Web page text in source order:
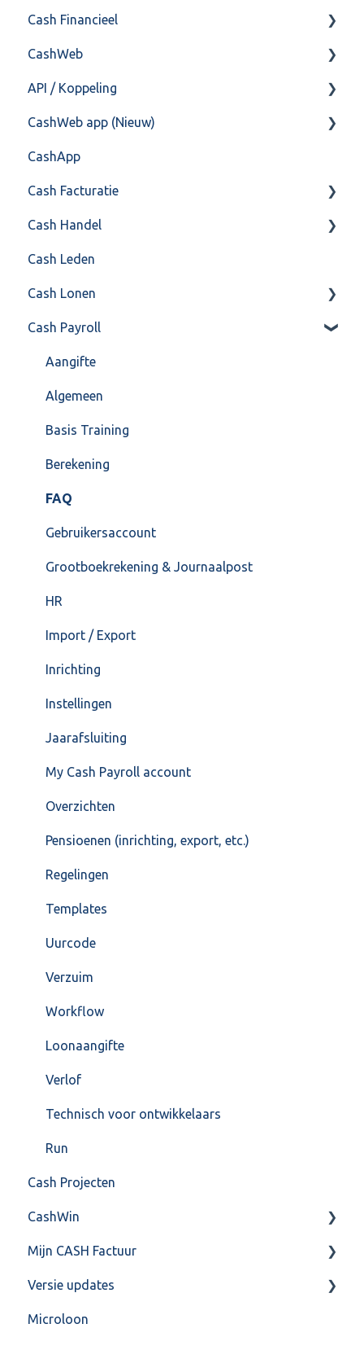
Bank(koppeling)
Import/Export
Postbus
Training & Consultancy
Overig
Cash Financieel
Boekhoud
Fiscaal
Overig
CashWeb
CashHero Layout
Mailen vanuit CASHWeb
Algemeen gebruik
API / Koppeling
Algemeen
Api 3.0 (SOAP API)
API 4.0 (REST API)
CashWeb app (Nieuw)
Veel gestelde vragen
CashApp
Cash Facturatie
Factureren
Instellingen
Algemeen
Formulierlayout
Cash Handel
Inkoop
Verkoop
Voorraad
Overig
VoorraadService & Onderhoud
Cash Leden
Cash Lonen
Algemeen
Inrichting
Jaarafsluiting
Salarisberekening
Overig
FAQ – Beëindiging CASH Lonen en overstap naar
Cash Payroll
Aangifte
Algemeen
Basis Training
Berekening
FAQ
Gebruikersaccount
Grootboekrekening & Journaalpost
HR
Import / Export
Inrichting
Instellingen
Jaarafsluiting
My Cash Payroll account
Overzichten
Pensioenen (inrichting, export, etc.)
Regelingen
Templates
Uurcode
Verzuim
Workflow
Loonaangifte
Verlof
Technisch voor ontwikkelaars
Run
Cash Projecten
CashWin
Overig
Mijn CASH Factuur
Facturatie Loonportal( CASH Lonen)
Mijn CASH factuur
Versie updates
CashWeb updates 2025
Microloon